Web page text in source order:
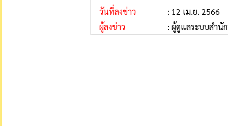
วันที่ลงข่าว
: 12 เม.ย. 2566
ผู้ลงข่าว
: ผู้ดูแลระบบสำนั